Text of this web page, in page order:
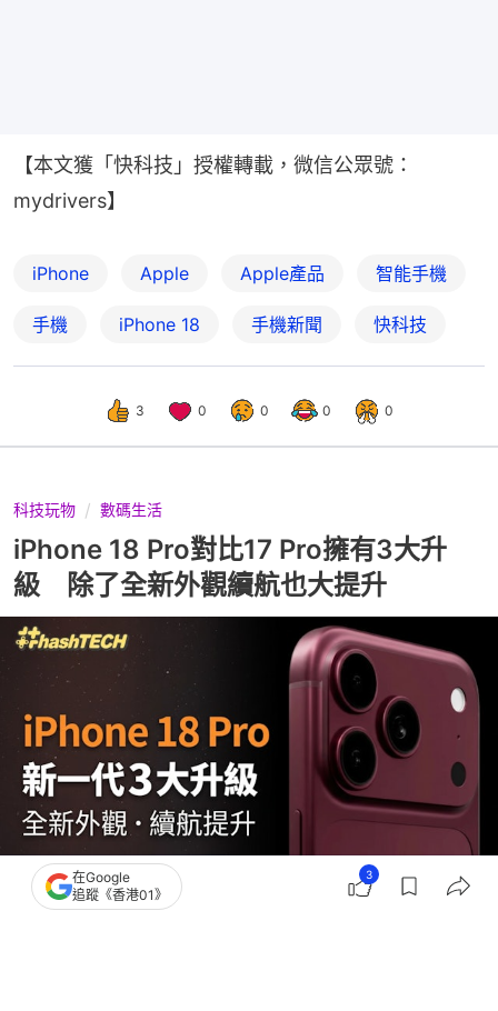
【本文獲「快科技」授權轉載，微信公眾號：
mydrivers】
iPhone Apple Apple產品 智能手機
手機 iPhone 18 手機新聞 快科技
3 0 0 0 0
科技玩物 數碼生活
iPhone 18 Pro對比17 Pro擁有3大升
級 除了全新外觀續航也大提升
撰文：快科技
在Google
追蹤《香港01》
3